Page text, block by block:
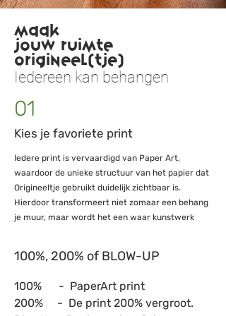
e
t
e
r
e
Maak
jouw ruimte
origineel(tje)
Iedereen kan behangen
01
Kies je favoriete print
Iedere print is vervaardigd van Paper Art,
waardoor de unieke structuur van het papier dat
Origineeltje gebruikt duidelijk zichtbaar is.
Hierdoor transformeert niet zomaar een behang
je muur, maar wordt het een waar kunstwerk
100%, 200% of BLOW-UP
100% - PaperArt print
200% - De print 200% vergroot.